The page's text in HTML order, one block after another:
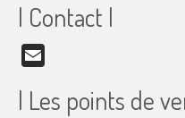
| Contact |
| Les points de